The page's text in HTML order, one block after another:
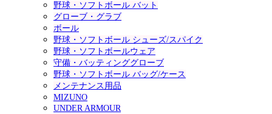
野球・ソフトボール バット
グローブ・グラブ
ボール
野球・ソフトボール シューズ/スパイク
野球・ソフトボールウェア
守備・バッティンググローブ
野球・ソフトボール バッグ/ケース
メンテナンス用品
MIZUNO
UNDER ARMOUR